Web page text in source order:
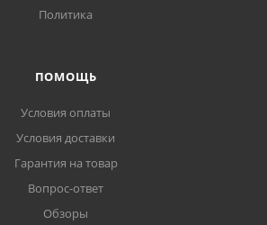
Политика
ПОМОЩЬ
Условия оплаты
Условия доставки
Гарантия на товар
Вопрос-ответ
Обзоры